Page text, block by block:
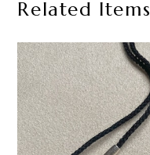
Related Items